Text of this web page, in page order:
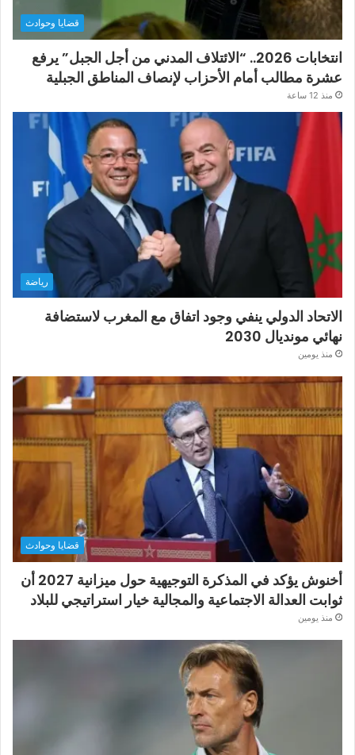
قضايا وحوادث
انتخابات 2026.. “الائتلاف المدني من أجل الجبل” يرفع
عشرة مطالب أمام الأحزاب لإنصاف المناطق الجبلية
منذ 12 ساعة
رياضة
الاتحاد الدولي ينفي وجود اتفاق مع المغرب لاستضافة
نهائي مونديال 2030
منذ يومين
قضايا وحوادث
أخنوش يؤكد في المذكرة التوجيهية حول ميزانية 2027 أن
ثوابت العدالة الاجتماعية والمجالية خيار استراتيجي للبلاد
منذ يومين